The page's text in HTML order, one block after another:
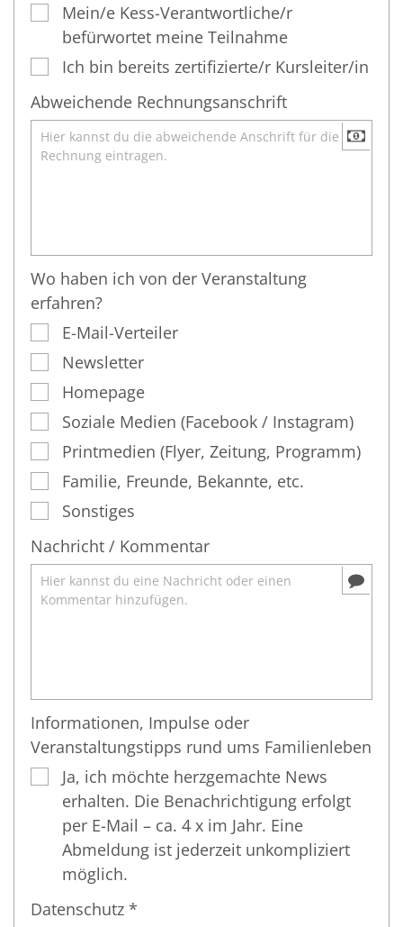
Mein/e Kess-Verantwortliche/r
befürwortet meine Teilnahme
Ich bin bereits zertifizierte/r Kursleiter/in
Abweichende Rechnungsanschrift
Wo haben ich von der Veranstaltung
erfahren?
E-Mail-Verteiler
Newsletter
Homepage
Soziale Medien (Facebook / Instagram)
Printmedien (Flyer, Zeitung, Programm)
Familie, Freunde, Bekannte, etc.
Sonstiges
Nachricht / Kommentar
Informationen, Impulse oder
Veranstaltungstipps rund ums Familienleben
Ja, ich möchte herzgemachte News
erhalten. Die Benachrichtigung erfolgt
per E-Mail – ca. 4 x im Jahr. Eine
Abmeldung ist jederzeit unkompliziert
möglich.
Datenschutz *